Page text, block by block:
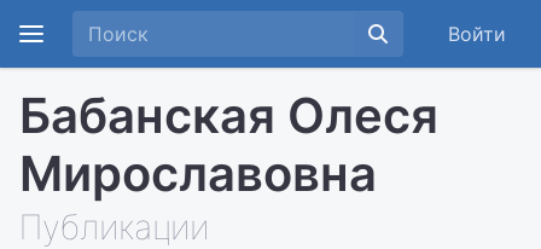
Войти
Бабанская Олеся
Мирославовна
Публикации